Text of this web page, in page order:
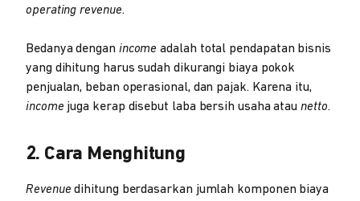
operating revenue.
Bedanya dengan income adalah total pendapatan bisnis
yang dihitung harus sudah dikurangi biaya pokok
penjualan, beban operasional, dan pajak. Karena itu,
income juga kerap disebut laba bersih usaha ataunetto.
2. Cara Menghitung
Revenue dihitung berdasarkan jumlah komponen biaya